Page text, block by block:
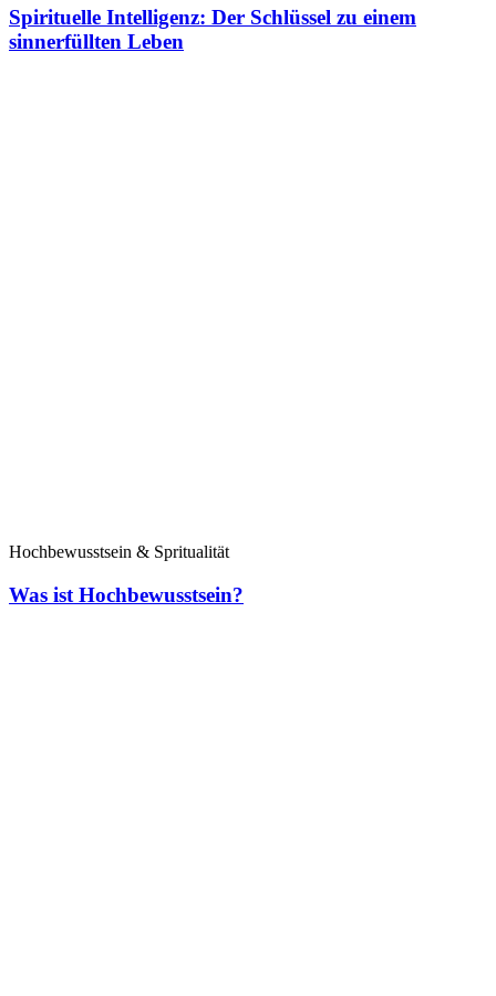
Spirituelle Intelligenz: Der Schlüssel zu einem
sinnerfüllten Leben
Hochbewusstsein & Spritualität
Was ist Hochbewusstsein?